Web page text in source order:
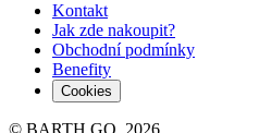
Kontakt
Jak zde nakoupit?
Obchodní podmínky
Benefity
Cookies